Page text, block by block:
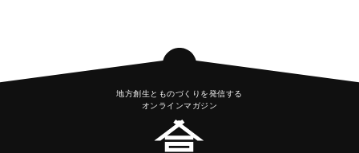
地方創生とものづくりを発信する
オンラインマガジン